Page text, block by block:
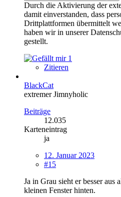
Durch die Aktivierung der
damit einverstanden, dass
Drittplattformen übermittelt
haben wir in unserer
gestellt.
1
Zitieren
BlackCat
extremer Jimnyholic
Beiträge
12.035
Karteneintrag
ja
12. Januar 2023
#15
Ja in Grau sieht er besser
kleinen Fenster hinten.